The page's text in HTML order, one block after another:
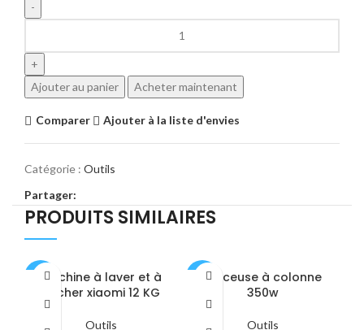
Ajouter au panier Acheter maintenant
Comparer Ajouter à la liste d'envies
Catégorie : Outils
Partager:
PRODUITS SIMILAIRES
Machine à laver et à
sécher xiaomi 12 KG
Outils
Perceuse à colonne
350w
Outils